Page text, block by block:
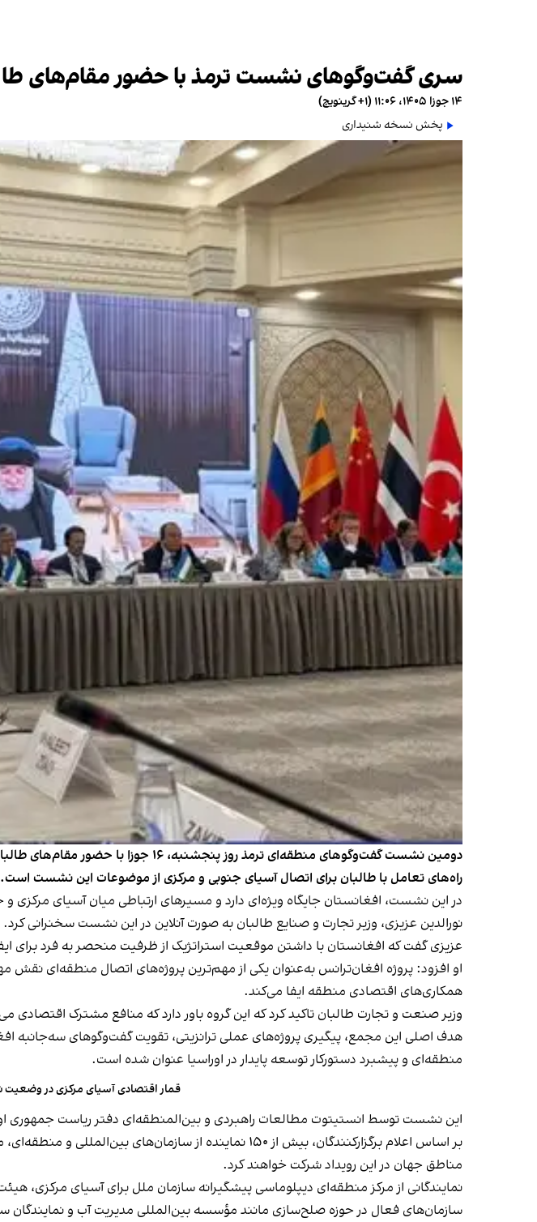
سری گفت‌وگوهای نشست ترمذ با حضور مقام‌های
۱۴ جوزا ۱۴۰۵، ۱۱:۰۶ (‎+۱ گرینویچ)
پخش نسخه شنیداری
دومین نشست گفت‌وگوهای منطقه‌ای ترمذ
راه‌های تعامل با طالبان برای اتصال آسیای جنوبی و مرکزی از موضوعات این نشست است.
در این نشست، افغانستان جایگاه ویژه‌ای دارد و مسیرهای ارتباطی میان آسیای مرکزی
نورالدین عزیزی، وزیر تجارت و صنایع طالبان به صورت آنلاین در این نشست سخنرانی کرد.
عزیزی گفت که افغانستان با داشتن موقعیت استراتژیک از ظرفیت منحصر به‌ فرد برای
او افزود: پروژه افغان‌ترانس به‌عنوان یکی از مهم‌ترین پروژه‌های اتصال منطقه‌ای
همکاری‌های اقتصادی منطقه ایفا می‌کند.
وزیر صنعت و تجارت طالبان تاکید کرد که این گروه باور دارد که منافع مشترک اقتصادی
هدف اصلی این مجمع، پیگیری پروژه‌های عملی ترانزیتی، تقویت گفت‌وگوهای سه‌جانبه
منطقه‌ای و پیشبرد دستورکار توسعه پایدار در اوراسیا عنوان شده است.
قمار اقتصادی آسیای مرکزی در وضعیت
این نشست توسط انستیتوت مطالعات راهبردی و بین‌المنطقه‌ای دفتر ریاست جمهوری
بر اساس اعلام برگزارکنندگان، بیش از ۱۵۰ نماینده از
مناطق جهان در این رویداد شرکت خواهند کرد.
نمایندگانی از مرکز منطقه‌ای دیپلوماسی پیشگیرانه سازمان ملل برای آسیای مرکزی،
سازمان‌های فعال در حوزه صلح‌سازی مانند مؤسسه بین‌المللی مدیریت آب و نمایندگان